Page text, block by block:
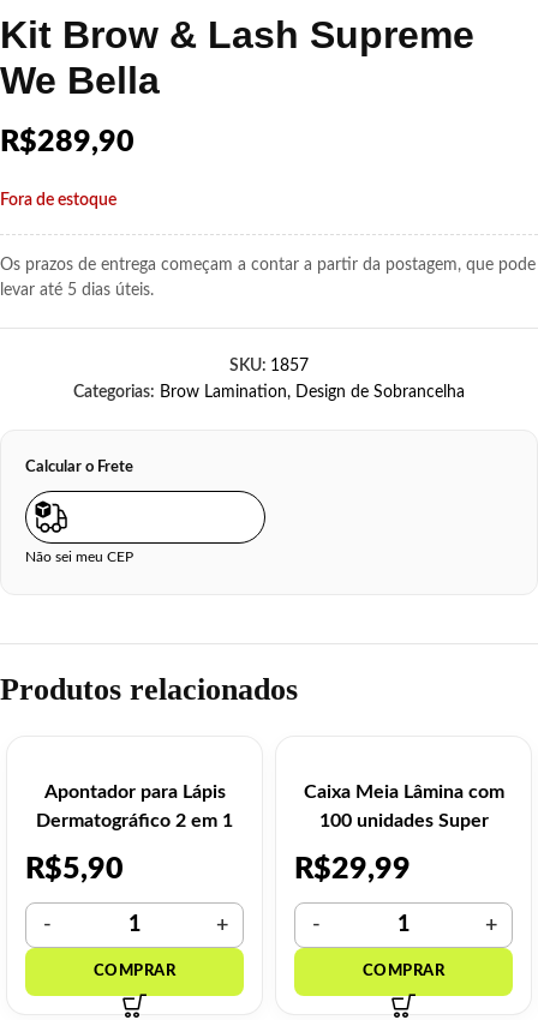
Kit Brow & Lash Supreme
We Bella
R$289,90
Fora de estoque
Os prazos de entrega começam a contar a partir da postagem, que pode
levar até 5 dias úteis.
SKU: 1857
Categorias: Brow Lamination, Design de Sobrancelha
Calcular o Frete
Não sei meu CEP
Produtos relacionados
Apontador para Lápis
Dermatográfico 2 em 1
R$5,90
Caixa Meia Lâmina com
100 unidades Super
R$29,99